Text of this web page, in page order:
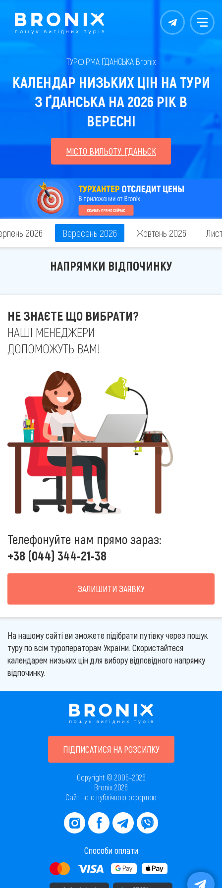
Контакты Меню
ТУРФІРМА ҐДАНСЬКА Bronix
КАЛЕНДАР НИЗЬКИХ ЦІН НА ТУРИ
З ҐДАНСЬКА НА 2026 РІК В
ВЕРЕСНІ
МІСТО ВИЛЬОТУ: ГДАНЬСК
2026 Вересень 2026 Жовтень 2026
НАПРЯМКИ ВІДПОЧИНКУ
НЕ ЗНАЄТЕ ЩО ВИБРАТИ?
НАШІ МЕНЕДЖЕРИ
ДОПОМОЖУТЬ ВАМ!
Телефонуйте нам прямо зараз:
+38 (044) 344-21-38
ЗАЛИШИТИ ЗАЯВКУ
На нашому сайті ви зможете підібрати путівку через пошук
туру по всім туроператорам України. Скористайтеся
календарем низьких цін для вибору відповідного напрямку
відпочинку.
ПІДПИСАТИСЯ НА РОЗСИЛКУ
Copyright © 2005–2026
Bronix 2026
Сайт не є публічною офертою
Способи оплати
Завантажити додаток в AppStore Завантажити додаток в PlayMarket